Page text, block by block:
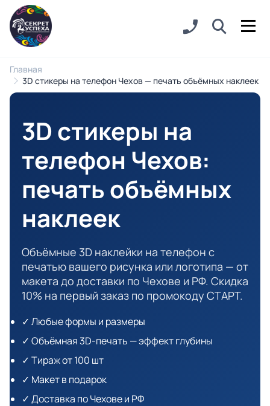
Главная
3D стикеры на телефон Чехов — печать объёмных наклеек
3D стикеры на
телефон Чехов:
печать объёмных
наклеек
Объёмные 3D наклейки на телефон с
печатью вашего рисунка или логотипа — от
макета до доставки по Чехове и РФ. Скидка
10% на первый заказ по промокоду СТАРТ.
✓ Любые формы и размеры
✓ Объёмная 3D-печать — эффект глубины
✓ Тираж от 100 шт
✓ Макет в подарок
✓ Доставка по Чехове и РФ